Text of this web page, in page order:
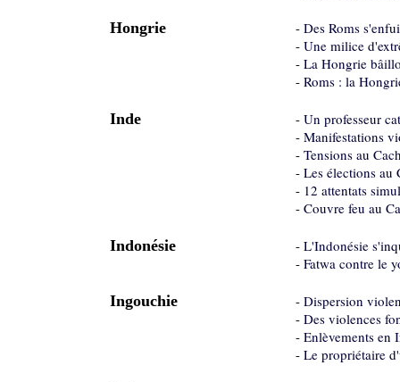
Hongrie - Des Roms
- Une milice
- La Hongrie
- Roms : la
Inde - Un professeur
- Manifestations
- Tensions au
- Les élections au
- 12 attentats
- Couvre feu au
Indonésie - L'Indonésie
- Fatwa contre le
Ingouchie - Dispersion
- Des violences
- Enlèvements en
- Le propriétaire